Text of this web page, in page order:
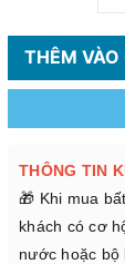
THÊM VÀO
THÔNG TIN
🎁 Khi mua
khách có cơ
nước hoặc bộ